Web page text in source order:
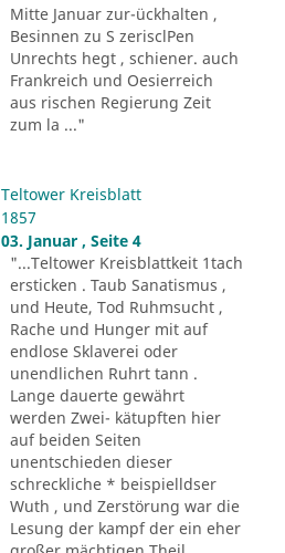
Mitte Januar zur-ückhalten ,
Besinnen zu S zerisclPen
Unrechts hegt , schiener. auch
Frankreich und Oesierreich
aus rischen Regierung Zeit
zum la ..."
Teltower Kreisblatt
1857
03. Januar , Seite 4
"...Teltower Kreisblattkeit 1tach
ersticken . Taub Sanatismus ,
und Heute, Tod Ruhmsucht ,
Rache und Hunger mit auf
endlose Sklaverei oder
unendlichen Ruhrt tann .
Lange dauerte gewährt
werden Zwei- kätupften hier
auf beiden Seiten
unentschieden dieser
schreckliche * beispielldser
Wuth , und Zerstörung war die
Lesung der kampf der ein eher